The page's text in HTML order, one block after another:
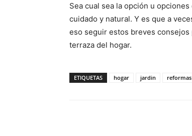
Sea cual sea la opción u
cuidado y natural. Y es que a
eso seguir estos breves
terraza del hogar.
ETIQUETAS hogar jardin reformas